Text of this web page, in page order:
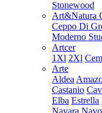
Stonewood
Art&Natura
Ceppo Di
Moderno
Artcer
1Xl 2Xl
Arte
Aldea
Castanio
Elba Estrella